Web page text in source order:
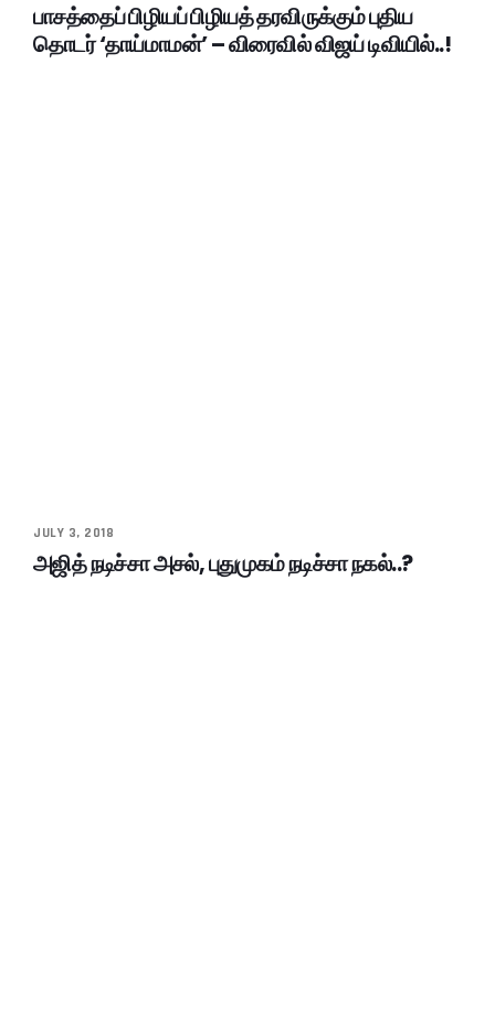
பாசத்தைப் பிழியப் பிழியத் தரவிருக்கும் புதிய
தொடர் ‘தாய்மாமன்’ – விரைவில் விஜய் டிவியில்..!
JULY 3, 2018
அஜித் நடிச்சா அசல், புதுமுகம் நடிச்சா நகல்..?